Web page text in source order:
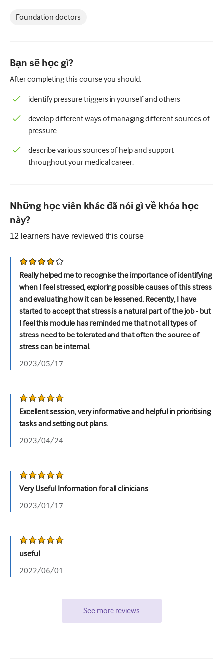
Kỹ năng thủ thuật
Kỹ năng chuyên nghiệp
Sức khỏe cộng đồng
Cải thiện chất lượng
Thận học
Sức khỏe tình dục
Ca phẫu thuật
Tiết niệu
Sức khỏe phụ nữ
Foundation doctors
Bạn sẽ học gì?
After completing this course you should:
identify pressure triggers in yourself and others
develop different ways of managing different sources of
pressure
describe various sources of help and support
throughout your medical career.
Những học viên khác đã nói gì về khóa học
này?
12 learners have reviewed this course
Really helped me to recognise the importance of identifying
when I feel stressed, exploring possible causes of this stress
and evaluating how it can be lessened. Recently, I have
started to accept that stress is a natural part of the job - but
I feel this module has reminded me that not all types of
stress need to be tolerated and that often the source of
stress can be internal.
2023/05/17
Excellent session, very informative and helpful in prioritising
tasks and setting out plans.
2023/04/24
Very Useful Information for all clinicians
2023/01/17
useful
2022/06/01
See more reviews